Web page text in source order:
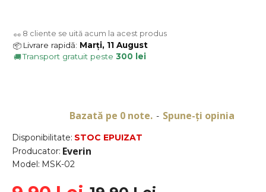
Disponibilitate: STOC EPUIZAT
Producator: Everin
Model: MSK-02
Bazată pe 0 note. - Spune-ţi opinia
👀 8 cliente se uită acum la acest produs
📦 Livrare rapidă: Marți, 11 August
🚚Transport gratuit peste 300 lei